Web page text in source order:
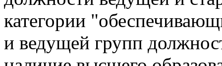
категории
и ведущей групп